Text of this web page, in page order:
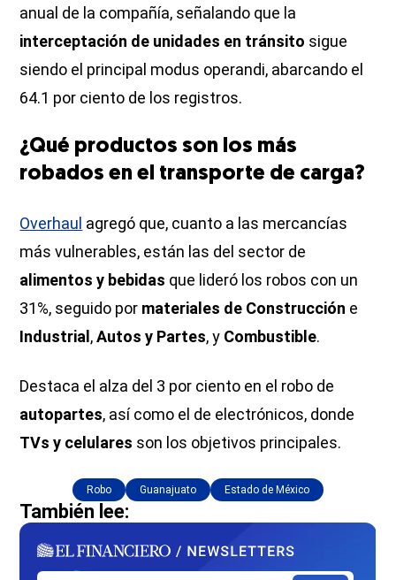
anual de la compañía, señalando que la
interceptación de unidades en tránsito sigue
siendo el principal modus operandi, abarcando el
64.1 por ciento de los registros.
¿Qué productos son los más
robados en el transporte de carga?
Overhaul agregó que, cuanto a las mercancías
más vulnerables, están las del sector de
alimentos y bebidas que lideró los robos con un
31%, seguido por materiales de Construcción e
Industrial,Autos y Partes, y Combustible.
Destaca el alza del 3 por ciento en el robo de
autopartes, así como el de electrónicos, donde
TVs y celulares son los objetivos principales.
Robo Guanajuato Estado de México
También lee: